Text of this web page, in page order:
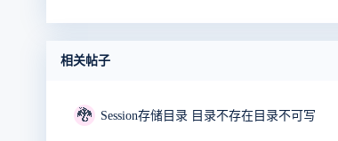
相关帖子
🐉 Session存储目录 目录不存在目录不可写